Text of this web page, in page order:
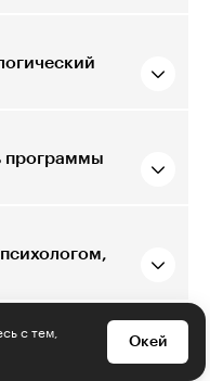
программы
к
с тем,
Окей